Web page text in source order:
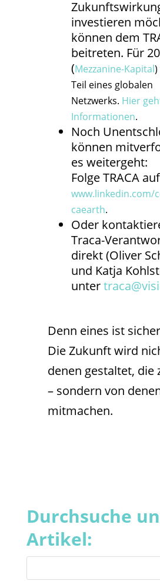
investieren
können dem
beitreten. Für
(Mezzanine-Kapital
Teil eines globalen
Netzwerks. Hier
Informationen.
Noch
können
es weitergeht:
Folge TRACA
www.linkedin.com/
caearth.
Oder
Traca-
direkt (Oliver
und Katja
unter
Denn eines ist
Die Zukunft wird
denen gestaltet, die
– sondern von
mitmachen.
Durchsuche
Artikel: